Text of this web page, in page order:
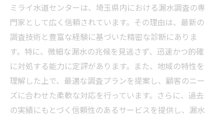
調査後のフォローアップと対策
住民への情報提供と協力依頼
ミライ水道センターが提供する安心の漏水調査
経験豊富なスタッフによる安心の対応
最新技術と機材を活用した調査
顧客満足度を高めるサービス
地域特性に応じた調査方法
ミライ水道センターは、埼玉県内における漏水調査の専
門家として広く信頼されています。その理由は、最新の
調査技術と豊富な経験に基づいた精密な診断にありま
す。特に、微細な漏水の兆候を見逃さず、迅速かつ的確
に対処する能力に定評があります。また、地域の特性を
理解した上で、最適な調査プランを提案し、顧客のニー
ズに合わせた柔軟な対応を行っています。さらに、過去
の実績にもとづく信頼性のあるサービスを提供し、漏水